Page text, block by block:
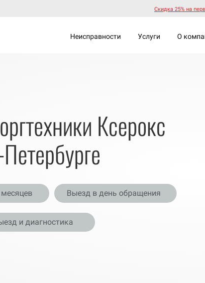
Скидка 25% на
Неисправности Услуги О
Ксерокс
Выезд в день обращения
и диагностика